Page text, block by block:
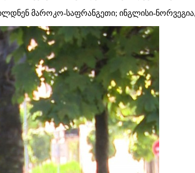
მაროკო-საფრანგეთი; ინგლისი-ნორვეგია